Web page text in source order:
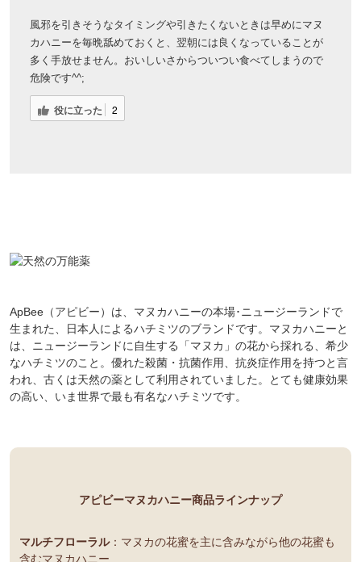
風邪を引きそうなタイミングや引きたくないときは早めにマヌ
カハニーを毎晩舐めておくと、翌朝には良くなっていることが
多く手放せません。おいしいさからついつい食べてしまうので
危険です^^;
役に立った 2
ApBee（アピビー）は、マヌカハニーの本場･ニュージーランドで
生まれた、日本人によるハチミツのブランドです。マヌカハニーと
は、ニュージーランドに自生する「マヌカ」の花から採れる、希少
なハチミツのこと。優れた殺菌・抗菌作用、抗炎症作用を持つと言
われ、古くは天然の薬として利用されていました。とても健康効果
の高い、いま世界で最も有名なハチミツです。
アピビーマヌカハニー商品ラインナップ
マルチフローラル：マヌカの花蜜を主に含みながら他の花蜜も
含むマヌカハニー